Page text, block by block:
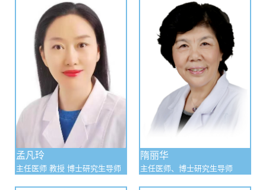
断和治疗居于省内领先进水平。）
科室不断引进国内、外新的肿瘤治疗方法及术式，处
国内领先的“子宫颈癌根治术中腹膜代阴道的阴道延长术”明
显延长了宫颈癌患者的术后阴道长度，大大改善了宫颈癌患
者术后的生活质量，提高了家庭生活的稳定性。此外在省内
率先对外阴癌患者开展了外阴皮瓣移植重建术，极大地提高
了患者的生存质量。
在大量的临床工作的基础上对妇科肿瘤的病因学，发
病机制，生物学行为和治疗进行了相关的基础研究，获得多
孟凡玲
主任医师 教授 博士研究生导师
隋丽华
主任医师、博士研究生导师